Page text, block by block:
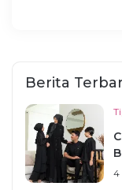
Berita
4